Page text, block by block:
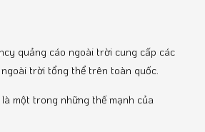
quảng cáo ngoài trời cung cấp các
trời tổng thể trên toàn quốc.
một trong những thế mạnh của